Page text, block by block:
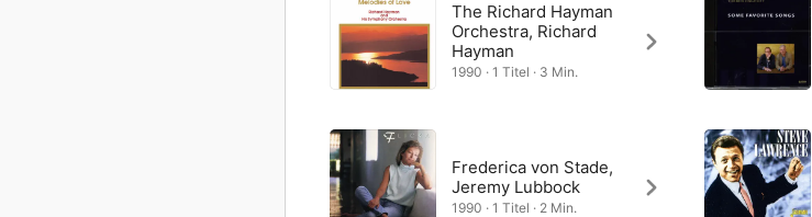
The Richard Hayman
Orchestra, Richard
Hayman
1990 · 1 Titel · 3 Min.
Frederica von Stade,
Jeremy Lubbock
1990 · 1 Titel · 2 Min.